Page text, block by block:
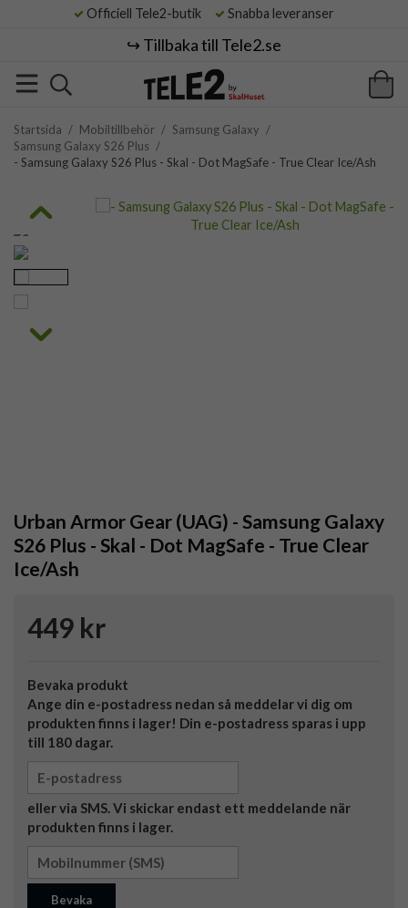
Officiell Tele2-butik Snabba leveranser
↪️ Tillbaka till Tele2.se
Startsida / Mobiltillbehör / Samsung Galaxy /
Samsung Galaxy S26 Plus /
- Samsung Galaxy S26 Plus - Skal - Dot MagSafe - True Clear Ice/Ash
Urban Armor Gear (UAG) - Samsung Galaxy
S26 Plus - Skal - Dot MagSafe - True Clear
Ice/Ash
449 kr
Bevaka produkt
Ange din e-postadress nedan så meddelar vi dig om
produkten finns i lager! Din e-postadress sparas i upp
till 180 dagar.
eller via SMS. Vi skickar endast ett meddelande när
produkten finns i lager.
Bevaka